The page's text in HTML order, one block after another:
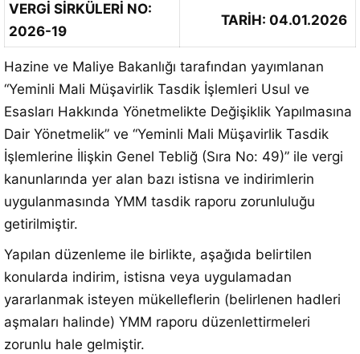
VERGİ SİRKÜLERİ NO:
2026-19
TARİH: 04.01.2026
Hazine ve Maliye Bakanlığı tarafından yayımlanan
“Yeminli Mali Müşavirlik Tasdik İşlemleri Usul ve
Esasları Hakkında Yönetmelikte Değişiklik Yapılmasına
Dair Yönetmelik” ve “Yeminli Mali Müşavirlik Tasdik
İşlemlerine İlişkin Genel Tebliğ (Sıra No: 49)” ile vergi
kanunlarında yer alan bazı istisna ve indirimlerin
uygulanmasında YMM tasdik raporu zorunluluğu
getirilmiştir.
Yapılan düzenleme ile birlikte, aşağıda belirtilen
konularda indirim, istisna veya uygulamadan
yararlanmak isteyen mükelleflerin (belirlenen hadleri
aşmaları halinde) YMM raporu düzenlettirmeleri
zorunlu hale gelmiştir.